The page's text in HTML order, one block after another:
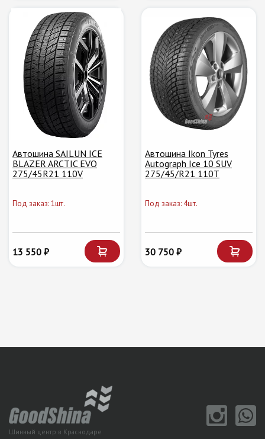
Автошина SAILUN ICE
BLAZER ARCTIC EVO
275/45R21 110V
Под заказ: 1шт.
13 550 ₽
Автошина Ikon Tyres
Autograph Ice 10 SUV
275/45/R21 110T
Под заказ: 4шт.
30 750 ₽
Шинный центр в Краснодаре